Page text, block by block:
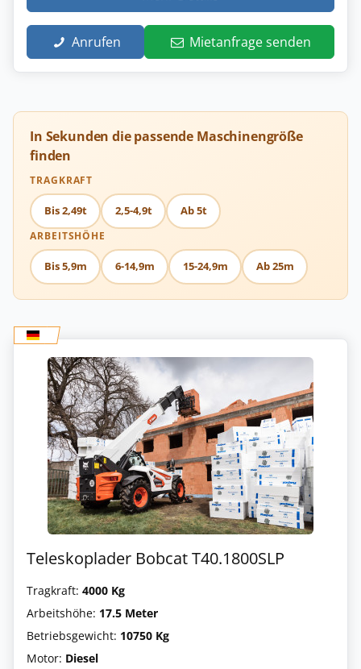
Anrufen Mietanfrage senden
In Sekunden die passende Maschinengröße
finden
TRAGKRAFT
Bis 2,49t 2,5-4,9t Ab 5t
ARBEITSHÖHE
Bis 5,9m 6-14,9m 15-24,9m Ab 25m
Teleskoplader Bobcat T40.1800SLP
Tragkraft: 4000 Kg
Arbeitshöhe: 17.5 Meter
Betriebsgewicht: 10750 Kg
Motor: Diesel